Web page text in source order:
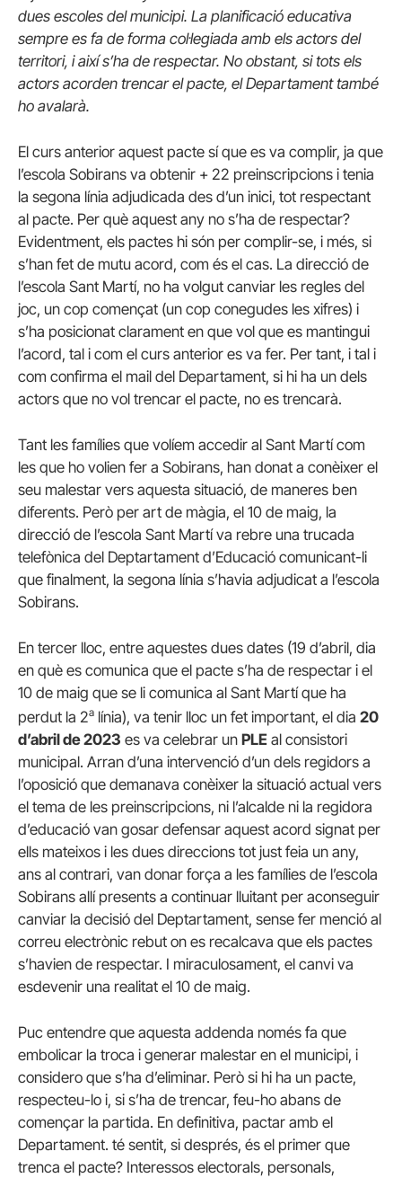
dues escoles del municipi. La planificació educativa
sempre es fa de forma col·legiada amb els actors del
territori, i així s’ha de respectar. No obstant, si tots els
actors acorden trencar el pacte, el Departament també
ho avalarà.
El curs anterior aquest pacte sí que es va complir, ja que
l’escola Sobirans va obtenir + 22 preinscripcions i tenia
la segona línia adjudicada des d’un inici, tot respectant
al pacte. Per què aquest any no s’ha de respectar?
Evidentment, els pactes hi són per complir-se, i més, si
s’han fet de mutu acord, com és el cas. La direcció de
l’escola Sant Martí, no ha volgut canviar les regles del
joc, un cop començat (un cop conegudes les xifres) i
s’ha posicionat clarament en que vol que es mantingui
l’acord, tal i com el curs anterior es va fer. Per tant, i tal i
com confirma el mail del Departament, si hi ha un dels
actors que no vol trencar el pacte, no es trencarà.
Tant les famílies que volíem accedir al Sant Martí com
les que ho volien fer a Sobirans, han donat a conèixer el
seu malestar vers aquesta situació, de maneres ben
diferents. Però per art de màgia, el 10 de maig, la
direcció de l’escola Sant Martí va rebre una trucada
telefònica del Deptartament d’Educació comunicant-li
que finalment, la segona línia s’havia adjudicat a l’escola
Sobirans.
En tercer lloc, entre aquestes dues dates (19 d’abril, dia
en què es comunica que el pacte s’ha de respectar i el
10 de maig que se li comunica al Sant Martí que ha
perdut la 2a línia), va tenir lloc un fet important, el dia 20
d’abril de 2023 es va celebrar un PLE al consistori
municipal. Arran d’una intervenció d’un dels regidors a
l’oposició que demanava conèixer la situació actual vers
el tema de les preinscripcions, ni l’alcalde ni la regidora
d’educació van gosar defensar aquest acord signat per
ells mateixos i les dues direccions tot just feia un any,
ans al contrari, van donar força a les famílies de l’escola
Sobirans allí presents a continuar lluitant per aconseguir
canviar la decisió del Deptartament, sense fer menció al
correu electrònic rebut on es recalcava que els pactes
s’havien de respectar. I miraculosament, el canvi va
esdevenir una realitat el 10 de maig.
Puc entendre que aquesta addenda només fa que
embolicar la troca i generar malestar en el municipi, i
considero que s’ha d’eliminar. Però si hi ha un pacte,
respecteu-lo i, si s’ha de trencar, feu-ho abans de
començar la partida. En definitiva, pactar amb el
Departament. té sentit, si després, és el primer que
trenca el pacte? Interessos electorals, personals,